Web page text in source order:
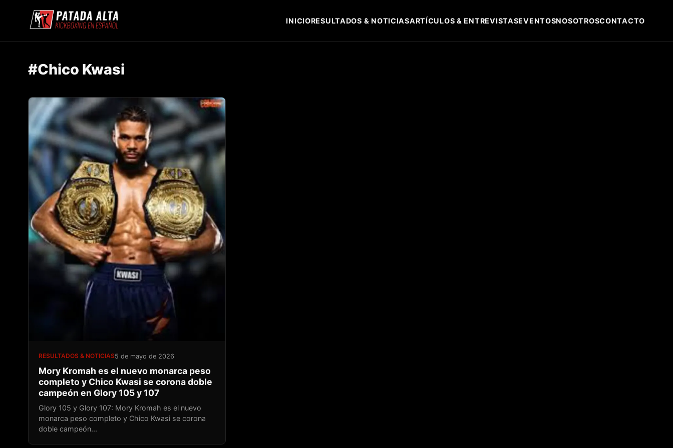
INICIORESULTADOS & NOTICIASARTÍCULOS & ENTREVISTASEVENTOSNOSOTROSCONTACTO
#Chico Kwasi
RESULTADOS & NOTICIAS5 de mayo de 2026
Mory Kromah es el nuevo monarca peso
completo y Chico Kwasi se corona doble
campeón en Glory 105 y 107
Glory 105 y Glory 107: Mory Kromah es el nuevo
monarca peso completo y Chico Kwasi se corona
doble campeón...